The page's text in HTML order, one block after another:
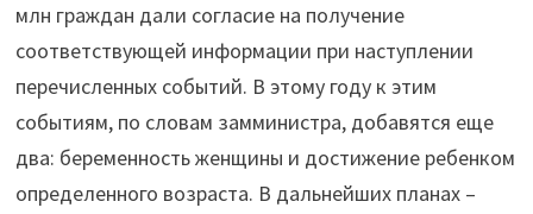
млн граждан дали согласие на получение
соответствующей информации при наступлении
перечисленных событий. В этому году к этим
событиям, по словам замминистра, добавятся еще
два: беременность женщины и достижение ребенком
определенного возраста. В дальнейших планах –